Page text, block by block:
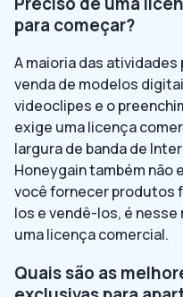
para começar?
A maioria das
venda de modelos
videoclipes e o
exige uma licença
largura de banda de
Honeygain também não
você fornecer produtos
los e vendê-los, é
uma licença comercial.
Quais são as